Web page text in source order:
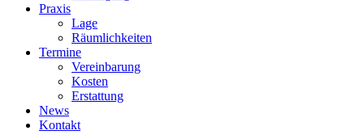
Praxis
Lage
Räumlichkeiten
Termine
Vereinbarung
Kosten
Erstattung
News
Kontakt